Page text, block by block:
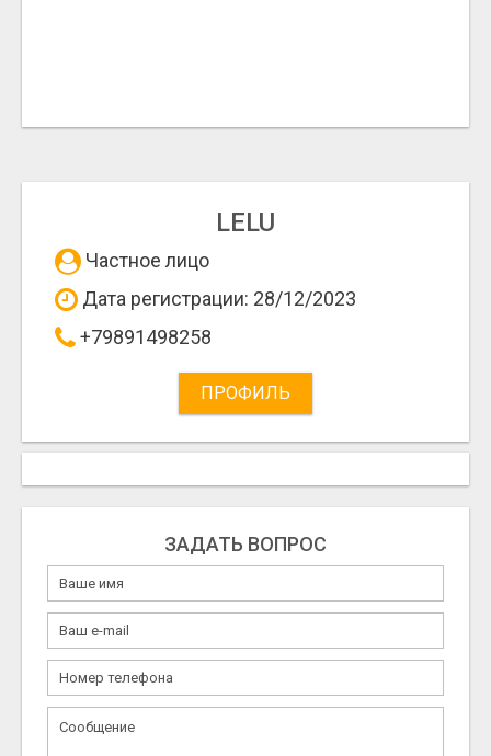
LELU
Частное лицо
Дата регистрации: 28/12/2023
+79891498258
ПРОФИЛЬ
ЗАДАТЬ ВОПРОС